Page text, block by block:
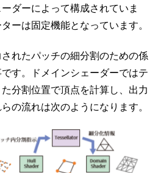
ダーによって構成されていま
ーは固定機能となっています。
れたパッチの細分割のための係
す。ドメインシェーダーではテ
分割位置で頂点を計算し、出力
の流れは次のようになります。